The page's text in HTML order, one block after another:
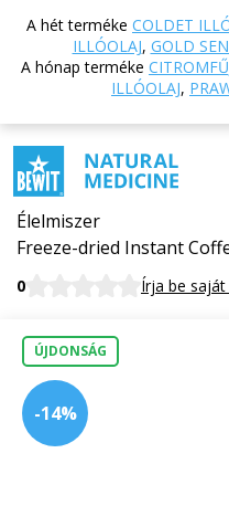
A hét terméke COLDET
ILLÓOLAJ, GOLD
A hónap terméke
ILLÓOLAJ,
Vissza a főoldalra
étrend-kiegészítők
szárított instant kávé
Fagyasztva
koffeinmentes
Élelmiszer
Freeze-dried Instant
0 Írja be
ÚJDONSÁG
-14%